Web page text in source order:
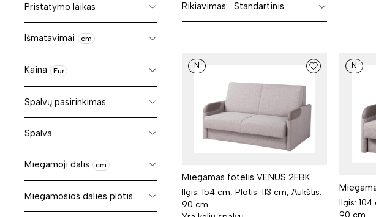
Pristatymo laikas
Išmatavimai cm
Kaina Eur
Spalvų pasirinkimas
Spalva
Miegamoji dalis cm
Miegamosios dalies plotis
Rikiavimas: Standartinis
N
Miegamas fotelis VENUS 2FBK
Ilgis: 154 cm, Plotis: 113 cm, Aukštis:
90 cm
N
Ilgis: 104
90 cm